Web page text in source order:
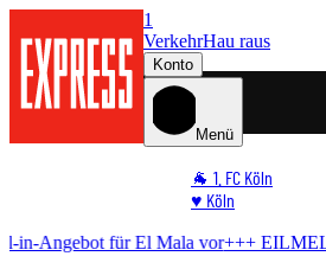
1
VerkehrHau raus
Konto
Menü
🐐 1. FC Köln
♥️ Köln
🏆 Sport
für El Mala vor+++ EILMELDUNG +++